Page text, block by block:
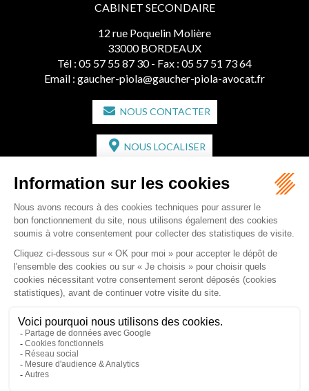
CABINET SECONDAIRE
12 rue Poquelin Molière
33000 BORDEAUX
Tél : 05 57 55 87 30 - Fax : 05 57 51 73 64
Email : gaucher-piola@gaucher-piola-avocat.fr
NOUS CONTACTER
NOUS LOCALISER
CABINET SECONDAIRE
2 bis Avenue de l'Europe
33350 ST MAGNE-DE-CASTILLON
Tél :05 57 55 87 30 - Fax : 05 57 51 73 64
Email :gaucher-piola@gaucher-piola-avocat.fr
NOUS CONTACTER
NOUS LOCALISER